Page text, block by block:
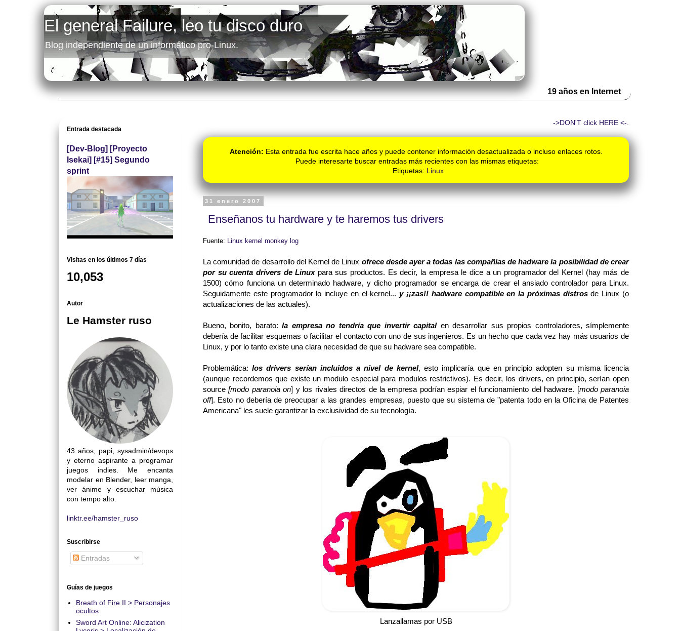
El general Failure, leo tu disco duro
Blog independiente de un informático pro-Linux.
19 años en Internet
->DON'T click HERE <-.
Atención: Esta entrada fue escrita hace años y puede contener información desactualizada o incluso enlaces rotos.
Puede interesarte buscar entradas más recientes con las mismas etiquetas:
Etiquetas: Linux
31 enero 2007
Enseñanos tu hardware y te haremos tus drivers
Fuente: Linux kernel monkey log
La comunidad de desarrollo del Kernel de Linux ofrece desde ayer a todas las compañías de hadware la posibilidad de crear
por su cuenta drivers de Linuxpara sus productos. Es decir, la empresa le dice a un programador del Kernel (hay más de
1500) cómo funciona un determinado hadware, y dicho programador se encarga de crear el ansiado controlador para Linux.
Seguidamente este programador lo incluye en el kernel... y ¡¡zas!! hadware compatible en la próximas distrosde Linux (o
actualizaciones de las actuales).
Bueno, bonito, barato:la empresa no tendría que invertir capitalen desarrollar sus propios controladores, símplemente
debería de facilitar esquemas o facilitar el contacto con uno de sus ingenieros. Es un hecho que cada vez hay más usuarios de
Linux, y por lo tanto existe una clara necesidad de que su hadware sea compatible.
Problemática:los drivers serían incluidos a nivel de kernel, esto implicaría que en principio adopten su misma licencia
(aunque recordemos que existe un modulo especial para modulos restrictivos). Es decir, los drivers, en principio, serían open
source[modo paranoia on] y los rivales directos de la empresa podrían espiar el funcionamiento del hadware. [modo paranoia
off]. Esto no debería de preocupar a las grandes empresas, puesto que su sistema de "patenta todo en la Oficina de Patentes
Americana" les suele garantizar la exclusividad de su tecnología.
Lanzallamas por USB
Entrada destacada
[Dev-Blog] [Proyecto
Isekai] [#15] Segundo
sprint
Visitas en los últimos 7 días
10,053
Autor
Le Hamster ruso
43 años, papi, sysadmin/devops
y eterno aspirante a programar
juegos indies. Me encanta
modelar en Blender, leer manga,
ver ánime y escuchar música
con tempo alto.
linktr.ee/hamster_ruso
Suscribirse
Entradas
Guías de juegos
Breath of Fire II > Personajes
ocultos
Sword Art Online: Alicization